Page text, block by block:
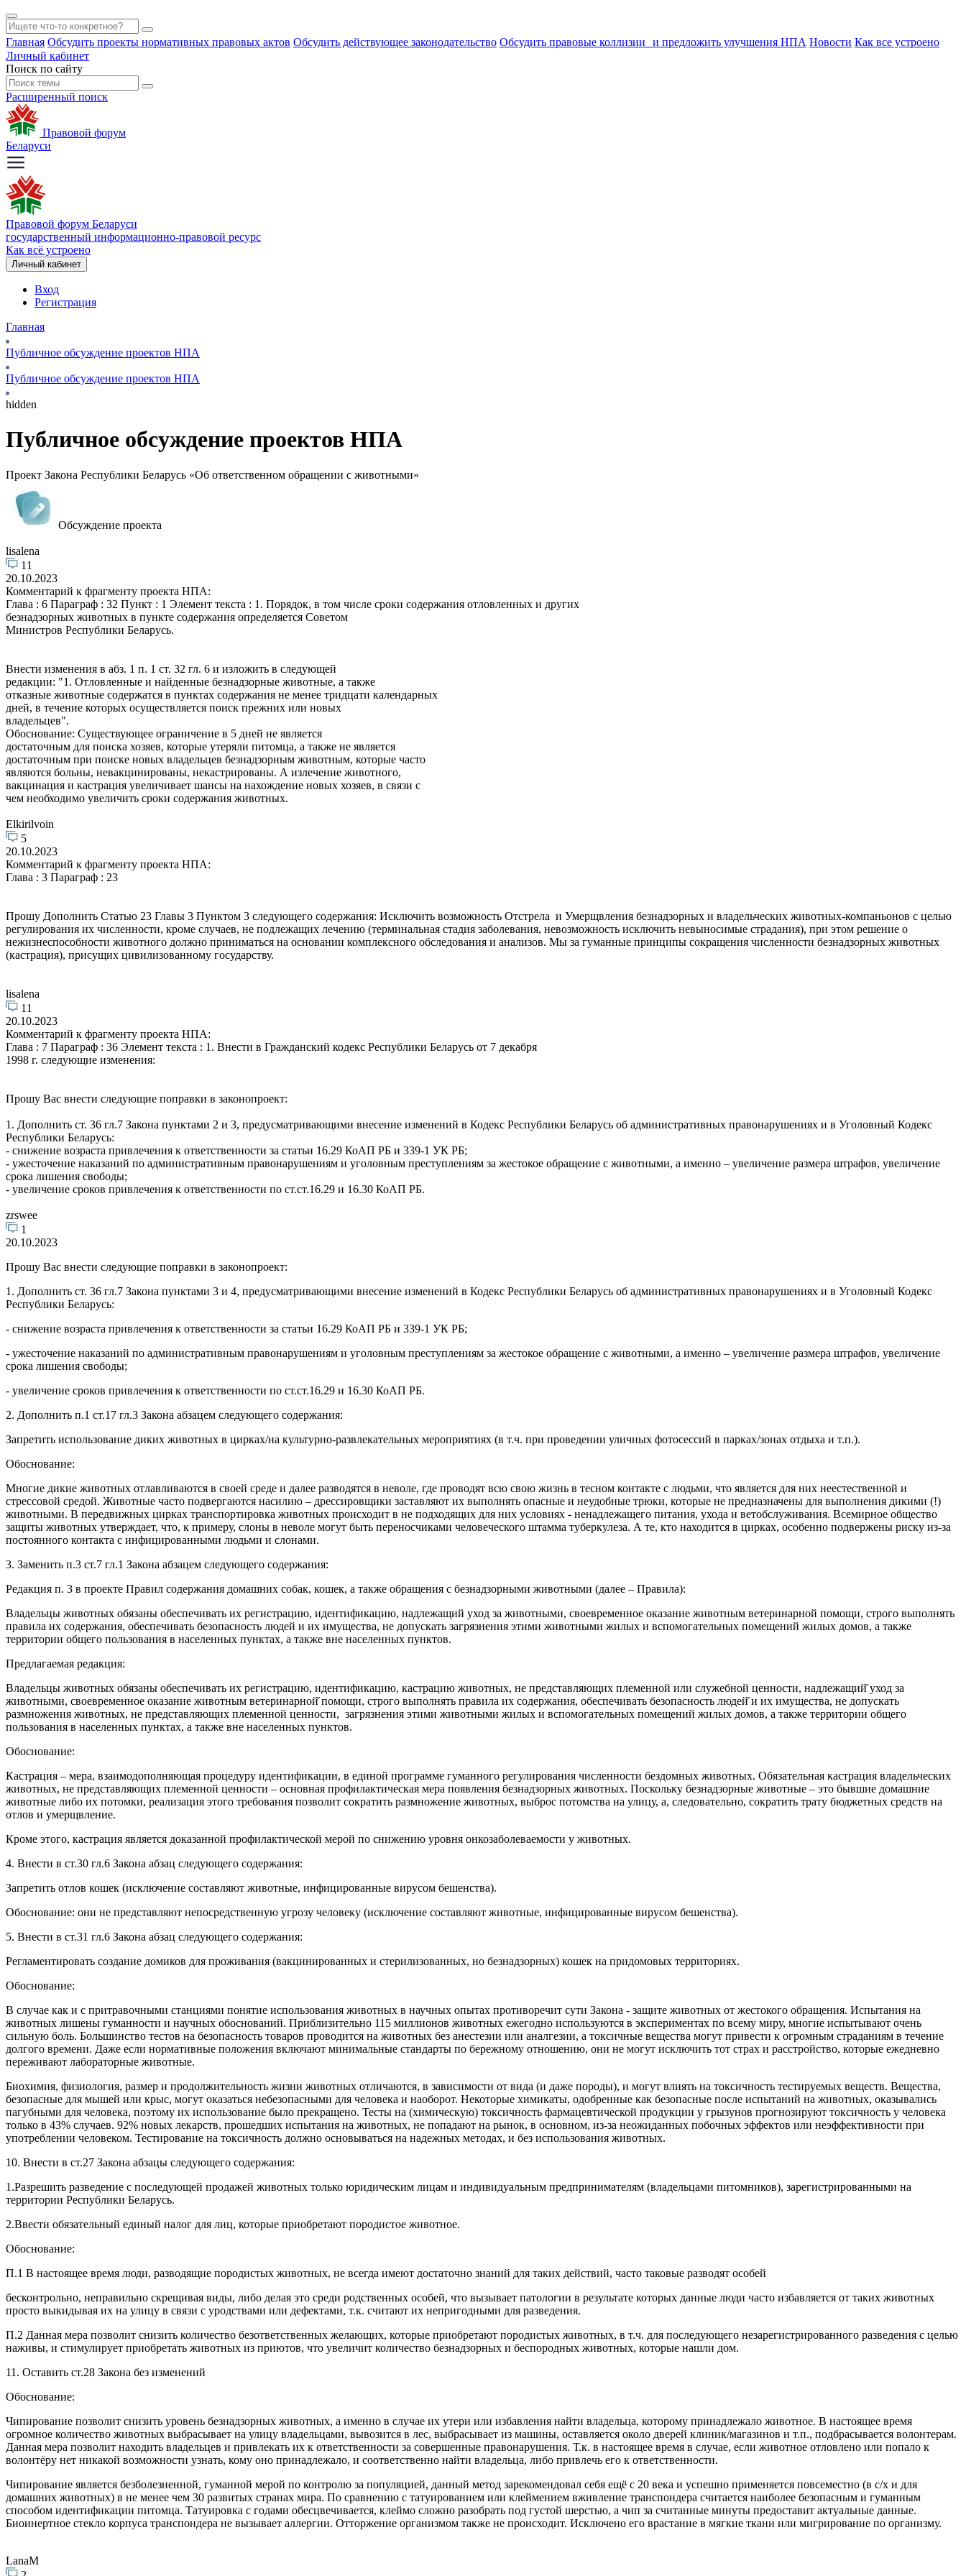
Главная Обсудить проекты нормативных правовых актов Обсудить действующее законодательство Обсудить правовые коллизии и предложить улучшения НПА Новости Как все устроено
Личный кабинет
Поиск по сайту
Расширенный поиск
Правовой форум
Беларуси
Правовой форум Беларуси
государственный информационно-правовой ресурс
Как всё устроено
Личный кабинет
Вход
Регистрация
Главная
Публичное обсуждение проектов НПА
Публичное обсуждение проектов НПА
hidden
Публичное обсуждение проектов НПА
Проект Закона Республики Беларусь «Об ответственном обращении с животными»
Обсуждение проекта
lisalena
11
20.10.2023
Комментарий к фрагменту проекта НПА:
Глава : 6 Параграф : 32 Пункт : 1 Элемент текста : 1. Порядок, в том числе сроки содержания отловленных и других
безнадзорных животных в пункте содержания определяется Советом
Министров Республики Беларусь.
Внести изменения в абз. 1 п. 1 ст. 32 гл. 6 и изложить в следующей
редакции: "1. Отловленные и найденные безнадзорные животные, а также
отказные животные содержатся в пунктах содержания не менее тридцати календарных
дней, в течение которых осуществляется поиск прежних или новых
владельцев".
Обоснование: Существующее ограничение в 5 дней не является
достаточным для поиска хозяев, которые утеряли питомца, а также не является
достаточным при поиске новых владельцев безнадзорным животным, которые часто
являются больны, невакцинированы, некастрированы. А излечение животного,
вакцинация и кастрация увеличивает шансы на нахождение новых хозяев, в связи с
чем необходимо увеличить сроки содержания животных.
Elkirilvoin
5
20.10.2023
Комментарий к фрагменту проекта НПА:
Глава : 3 Параграф : 23
Прошу Дополнить Статью 23 Главы 3 Пунктом 3 следующего содержания: Исключить возможность Отстрела и Умерщвления безнадзорных и владельческих животных-компаньонов с целью
регулирования их численности, кроме случаев, не подлежащих лечению (терминальная стадия заболевания, невозможность исключить невыносимые страдания), при этом решение о
нежизнеспособности животного должно приниматься на основании комплексного обследования и анализов. Мы за гуманные принципы сокращения численности безнадзорных животных
(кастрация), присущих цивилизованному государству.
lisalena
11
20.10.2023
Комментарий к фрагменту проекта НПА:
Глава : 7 Параграф : 36 Элемент текста : 1. Внести в Гражданский кодекс Республики Беларусь от 7 декабря
1998 г. следующие изменения:
Прошу Вас внести следующие поправки в законопроект:
1. Дополнить ст. 36 гл.7 Закона пунктами 2 и 3, предусматривающими внесение изменений в Кодекс Республики Беларусь об административных правонарушениях и в Уголовный Кодекс
Республики Беларусь:
- снижение возраста привлечения к ответственности за статьи 16.29 КоАП РБ и 339-1 УК РБ;
- ужесточение наказаний по административным правонарушениям и уголовным преступлениям за жестокое обращение с животными, а именно – увеличение размера штрафов, увеличение
срока лишения свободы;
- увеличение сроков привлечения к ответственности по ст.ст.16.29 и 16.30 КоАП РБ.
zrswee
1
20.10.2023
Прошу Вас внести следующие поправки в законопроект:
1. Дополнить ст. 36 гл.7 Закона пунктами 3 и 4, предусматривающими внесение изменений в Кодекс Республики Беларусь об административных правонарушениях и в Уголовный Кодекс
Республики Беларусь:
- снижение возраста привлечения к ответственности за статьи 16.29 КоАП РБ и 339-1 УК РБ;
- ужесточение наказаний по административным правонарушениям и уголовным преступлениям за жестокое обращение с животными, а именно – увеличение размера штрафов, увеличение
срока лишения свободы;
- увеличение сроков привлечения к ответственности по ст.ст.16.29 и 16.30 КоАП РБ.
2. Дополнить п.1 ст.17 гл.3 Закона абзацем следующего содержания:
Запретить использование диких животных в цирках/на культурно-развлекательных мероприятиях (в т.ч. при проведении уличных фотосессий в парках/зонах отдыха и т.п.).
Обоснование:
Многие дикие животных отлавливаются в своей среде и далее разводятся в неволе, где проводят всю свою жизнь в тесном контакте с людьми, что является для них неестественной и
стрессовой средой. Животные часто подвергаются насилию – дрессировщики заставляют их выполнять опасные и неудобные трюки, которые не предназначены для выполнения дикими (!)
животными. В передвижных цирках транспортировка животных происходит в не подходящих для них условиях - ненадлежащего питания, ухода и ветобслуживания. Всемирное общество
защиты животных утверждает, что, к примеру, слоны в неволе могут быть переносчиками человеческого штамма туберкулеза. А те, кто находится в цирках, особенно подвержены риску из-за
постоянного контакта с инфицированными людьми и слонами.
3. Заменить п.3 ст.7 гл.1 Закона абзацем следующего содержания:
Редакция п. 3 в проекте Правил содержания домашних собак, кошек, а также обращения с безнадзорными животными (далее – Правила):
Владельцы животных обязаны обеспечивать их регистрацию, идентификацию, надлежащий уход за животными, своевременное оказание животным ветеринарной помощи, строго выполнять
правила их содержания, обеспечивать безопасность людей и их имущества, не допускать загрязнения этими животными жилых и вспомогательных помещений жилых домов, а также
территории общего пользования в населенных пунктах, а также вне населенных пунктов.
Предлагаемая редакция:
Владельцы животных обязаны обеспечивать их регистрацию, идентификацию, кастрацию животных, не представляющих племенной или служебной ценности, надлежащий̆ уход за
животными, своевременное оказание животным ветеринарной̆ помощи, строго выполнять правила их содержания, обеспечивать безопасность людей̆ и их имущества, не допускать
размножения животных, не представляющих племенной ценности, загрязнения этими животными жилых и вспомогательных помещений жилых домов, а также территории общего
пользования в населенных пунктах, а также вне населенных пунктов.
Обоснование:
Кастрация – мера, взаимодополняющая процедуру идентификации, в единой программе гуманного регулирования численности бездомных животных. Обязательная кастрация владельческих
животных, не представляющих племенной ценности – основная профилактическая мера появления безнадзорных животных. Поскольку безнадзорные животные – это бывшие домашние
животные либо их потомки, реализация этого требования позволит сократить размножение животных, выброс потомства на улицу, а, следовательно, сократить трату бюджетных средств на
отлов и умерщвление.
Кроме этого, кастрация является доказанной профилактической мерой по снижению уровня онкозаболеваемости у животных.
4. Внести в ст.30 гл.6 Закона абзац следующего содержания:
Запретить отлов кошек (исключение составляют животные, инфицированные вирусом бешенства).
Обоснование: они не представляют непосредственную угрозу человеку (исключение составляют животные, инфицированные вирусом бешенства).
5. Внести в ст.31 гл.6 Закона абзац следующего содержания:
Регламентировать создание домиков для проживания (вакцинированных и стерилизованных, но безнадзорных) кошек на придомовых территориях.
Обоснование:
В случае как и с притравочными станциями понятие использования животных в научных опытах противоречит сути Закона - защите животных от жестокого обращения. Испытания на
животных лишены гуманности и научных обоснований. Приблизительно 115 миллионов животных ежегодно используются в экспериментах по всему миру, многие испытывают очень
сильную боль. Большинство тестов на безопасность товаров проводится на животных без анестезии или аналгезии, а токсичные вещества могут привести к огромным страданиям в течение
долгого времени. Даже если нормативные положения включают минимальные стандарты по бережному отношению, они не могут исключить тот страх и расстройство, которые ежедневно
переживают лабораторные животные.
Биохимия, физиология, размер и продолжительность жизни животных отличаются, в зависимости от вида (и даже породы), и могут влиять на токсичность тестируемых веществ. Вещества,
безопасные для мышей или крыс, могут оказаться небезопасными для человека и наоборот. Некоторые химикаты, одобренные как безопасные после испытаний на животных, оказывались
пагубными для человека, поэтому их использование было прекращено. Тесты на (химическую) токсичность фармацевтической продукции у грызунов прогнозируют токсичность у человека
только в 43% случаев. 92% новых лекарств, прошедших испытания на животных, не попадают на рынок, в основном, из-за неожиданных побочных эффектов или неэффективности при
употреблении человеком. Тестирование на токсичность должно основываться на надежных методах, и без использования животных.
10. Внести в ст.27 Закона абзацы следующего содержания:
1.Разрешить разведение с последующей продажей животных только юридическим лицам и индивидуальным предпринимателям (владельцами питомников), зарегистрированными на
территории Республики Беларусь.
2.Ввести обязательный единый налог для лиц, которые приобретают породистое животное.
Обоснование:
П.1 В настоящее время люди, разводящие породистых животных, не всегда имеют достаточно знаний для таких действий, часто таковые разводят особей
бесконтрольно, неправильно скрещивая виды, либо делая это среди родственных особей, что вызывает патологии в результате которых данные люди часто избавляется от таких животных
просто выкидывая их на улицу в связи с уродствами или дефектами, т.к. считают их непригодными для разведения.
П.2 Данная мера позволит снизить количество безответственных желающих, которые приобретают породистых животных, в т.ч. для последующего незарегистрированного разведения с целью
наживы, и стимулирует приобретать животных из приютов, что увеличит количество безнадзорных и беспородных животных, которые нашли дом.
11. Оставить ст.28 Закона без изменений
Обоснование:
Чипирование позволит снизить уровень безнадзорных животных, а именно в случае их утери или избавления найти владельца, которому принадлежало животное. В настоящее время
огромное количество животных выбрасывает на улицу владельцами, вывозится в лес, выбрасывает из машины, оставляется около дверей клиник/магазинов и т.п., подбрасывается волонтерам.
Данная мера позволит находить владельцев и привлекать их к ответственности за совершенные правонарушения. Т.к. в настоящее время в случае, если животное отловлено или попало к
волонтёру нет никакой возможности узнать, кому оно принадлежало, и соответственно найти владельца, либо привлечь его к ответственности.
Чипирование является безболезненной, гуманной мерой по контролю за популяцией, данный метод зарекомендовал себя ещё с 20 века и успешно применяется повсеместно (в с/х и для
домашних животных) в не менее чем 30 развитых странах мира. По сравнению с татуированием или клеймением вживление транспондера считается наиболее безопасным и гуманным
способом идентификации питомца. Татуировка с годами обесцвечивается, клеймо сложно разобрать под густой шерстью, а чип за считанные минуты предоставит актуальные данные.
Биоинертное стекло корпуса транспондера не вызывает аллергии. Отторжение организмом также не происходит. Исключено его врастание в мягкие ткани или мигрирование по организму.
LanaM